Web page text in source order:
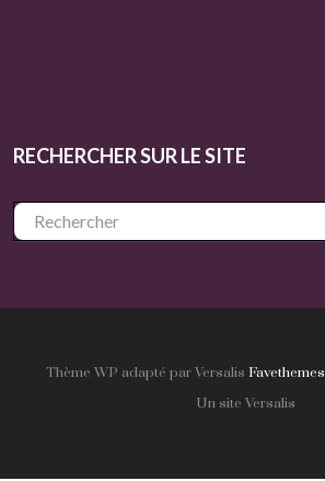
RECHERCHER SUR LE SITE
Thème WP adapté par Versalis Favethemes
Un site Versalis